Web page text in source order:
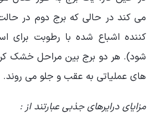
می کند در حالی که برج دوم در
کننده اشباع شده با رطوبت برای
شود). هر دو برج بین مراحل خشک
های عملیاتی به عقب و جلو می روند.
مزایای درایرهای جذبی عبارتند از :